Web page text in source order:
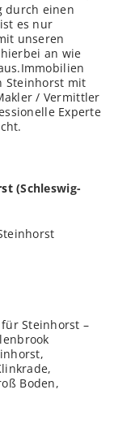
durch einen
es nur
unseren
an wie
Steinhorst mit
/ Vermittler
Experte
(Schleswig-
Steinhorst –
Boden,